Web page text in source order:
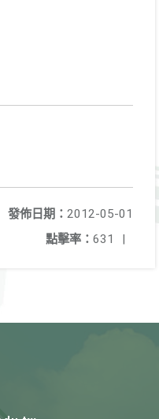
發佈日期： 2012-05-01
點擊率： 631 |